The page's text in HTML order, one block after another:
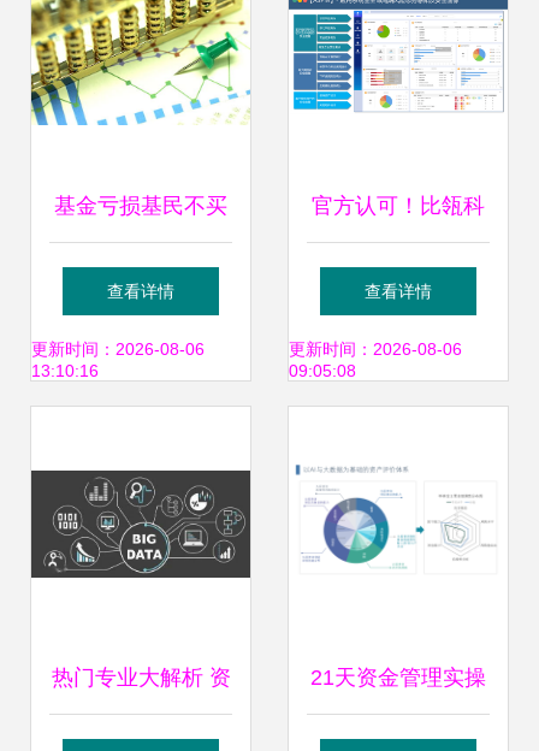
基金亏损基民不买
单了 南方瑞合三年
退还超三千万管理
查看详情
更新时间：2026-08-06
13:10:16
官方认可！比瓴科
技荣获专精特新企
业认定，投资管理
查看详情
更新时间：2026-08-06
09:05:08
热门专业大解析 资 21天资金管理实操